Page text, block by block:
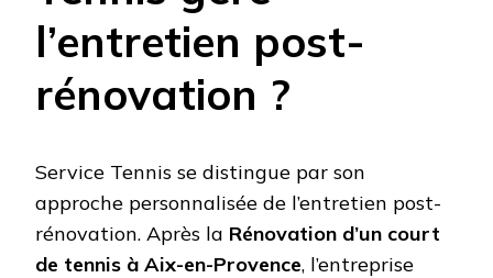
l’entretien post-
rénovation ?
Service Tennis se distingue par son
approche personnalisée de l’entretien post-
rénovation. Après la Rénovation d’un court
de tennis à Aix-en-Provence, l’entreprise